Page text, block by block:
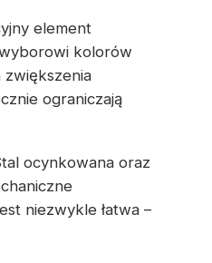
element
kolorów
ograniczają
ocynkowana oraz
niezwykle łatwa –